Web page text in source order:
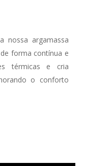
nossa argamassa
forma contínua e
térmicas e cria
o conforto